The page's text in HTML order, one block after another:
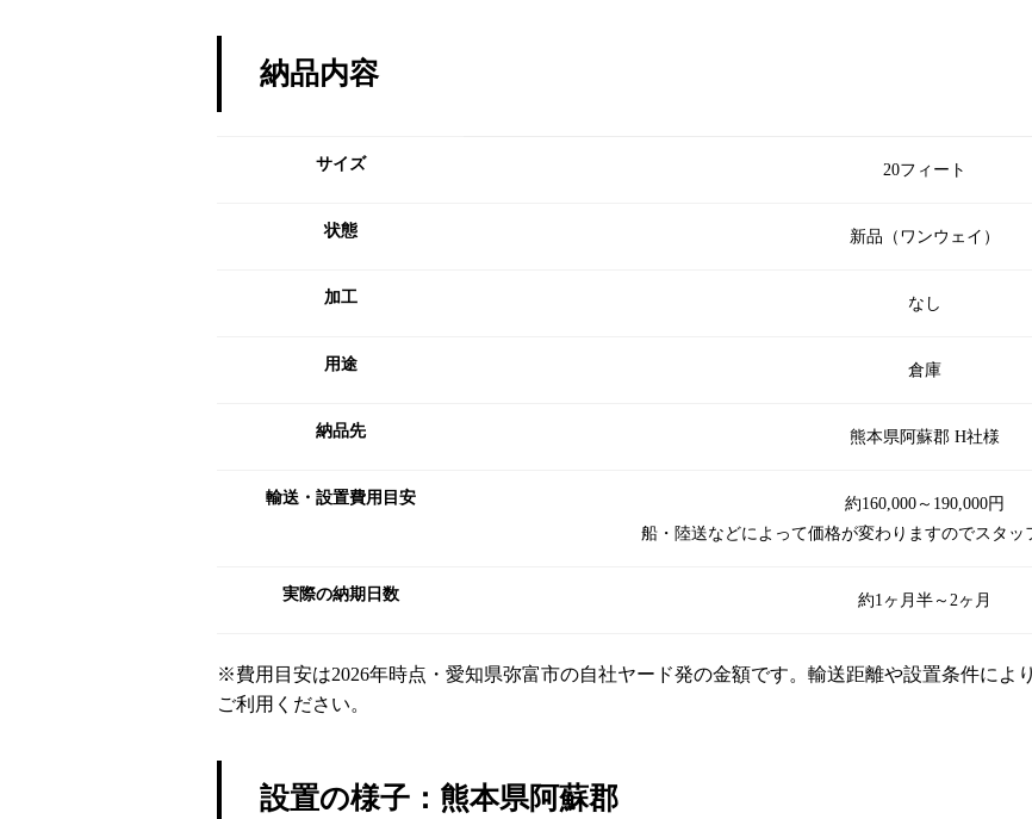
納品内容
サイズ 20フィート
状態 新品（ワンウェイ）
加工 なし
用途 倉庫
納品先 熊本県阿蘇郡 H社様
輸送・設置費用目安
約160,000～190,000円
船・陸送などによって価格が変わりますのでスタッ
実際の納期日数 約1ヶ月半～2ヶ月
※費用目安は2026年時点・愛知県弥富市の自社ヤード発の金額です。輸送距離や設置条件によ
ご利用ください。
設置の様子：熊本県阿蘇郡